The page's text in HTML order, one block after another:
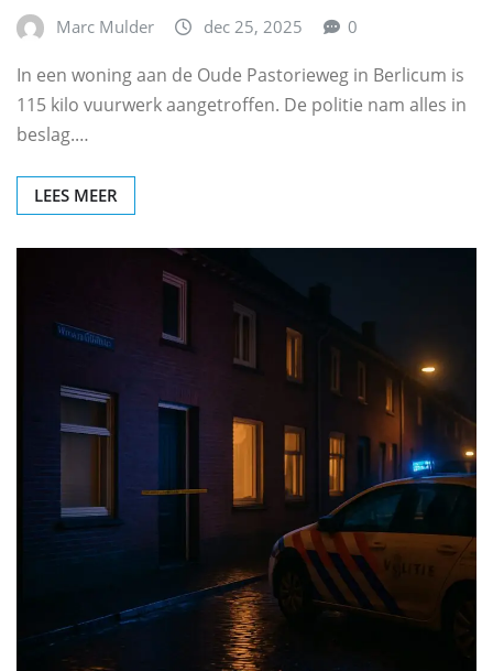
Marc Mulder dec 25, 2025 0
In een woning aan de Oude Pastorieweg in Berlicum is
115 kilo vuurwerk aangetroffen. De politie nam alles in
beslag.…
LEES MEER